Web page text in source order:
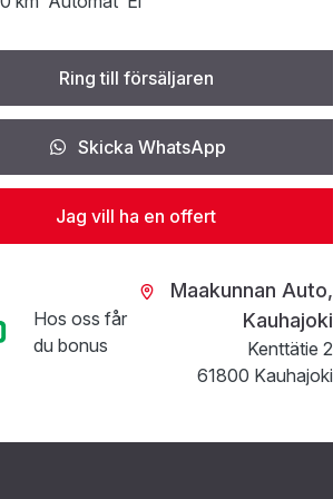
Ring till försäljaren
Skicka WhatsApp
Jag vill ha en offert
Hos oss får
du bonus
Maakunnan Auto,
Kauhajoki
Kenttätie 2
61800 Kauhajoki